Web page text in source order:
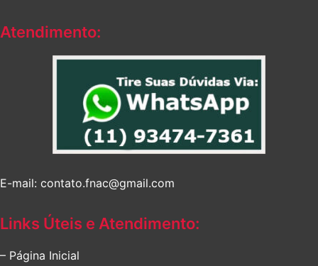
Atendimento:
E-mail: contato.fnac@gmail.com
Links Úteis e Atendimento:
– Página Inicial